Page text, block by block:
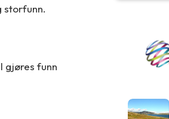
storfunn.
gjøres funn